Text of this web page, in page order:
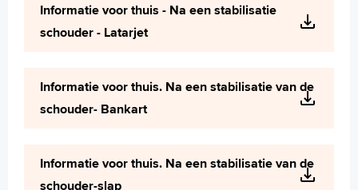
Informatie voor thuis - Na een stabilisatie
schouder - Latarjet
Informatie voor thuis. Na een stabilisatie van de
schouder- Bankart
Informatie voor thuis. Na een stabilisatie van de
schouder-slap